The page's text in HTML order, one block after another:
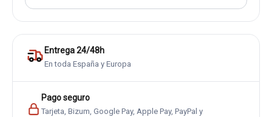
Entrega 24/48h
En toda España y Europa
Pago seguro
Tarjeta, Bizum, Google Pay, Apple Pay, PayPal y